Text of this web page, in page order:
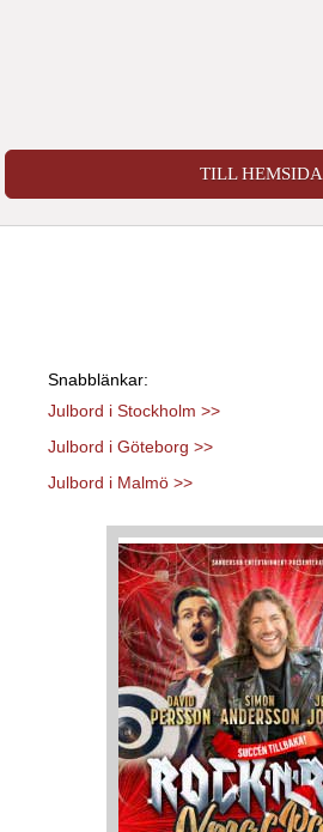
TILL HEMSIDA
Snabblänkar:
Julbord i Stockholm >>
Julbord i Göteborg >>
Julbord i Malmö >>